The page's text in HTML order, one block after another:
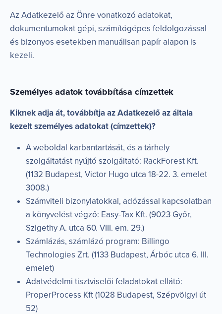
Az Adatkezelő az Önre vonatkozó adatokat,
dokumentumokat gépi, számítógépes feldolgozással
és bizonyos esetekben manuálisan papír alapon is
kezeli.
Személyes adatok továbbítása címzettek
Kiknek adja át, továbbítja az Adatkezelő az általa
kezelt személyes adatokat (címzettek)?
A weboldal karbantartását, és a tárhely
szolgáltatást nyújtó szolgáltató: RackForest Kft.
(1132 Budapest, Victor Hugo utca 18-22. 3. emelet
3008.)
Számviteli bizonylatokkal, adózással kapcsolatban
a könyvelést végző: Easy-Tax Kft. (9023 Győr,
Szigethy A. utca 60. VIII. em. 29.)
Számlázás, számlázó program: Billingo
Technologies Zrt. (1133 Budapest, Árbóc utca 6. III.
emelet)
Adatvédelmi tisztviselői feladatokat ellátó:
ProperProcess Kft (1028 Budapest, Szépvölgyi út
52)